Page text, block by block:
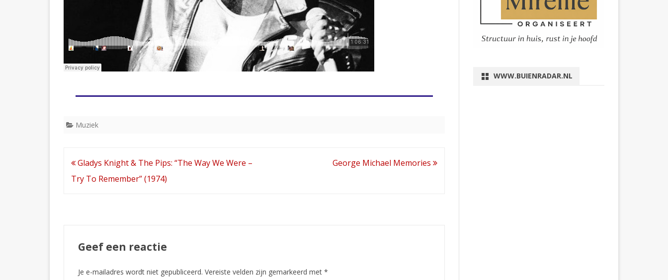
Muziek
Bericht
navigatie
Gladys Knight & The Pips: “The Way We Were –
Try To Remember” (1974)
George Michael Memories
Geef een reactie
Je e-mailadres wordt niet gepubliceerd. Vereiste velden zijn gemarkeerd met *
WWW.BUIENRADAR.NL